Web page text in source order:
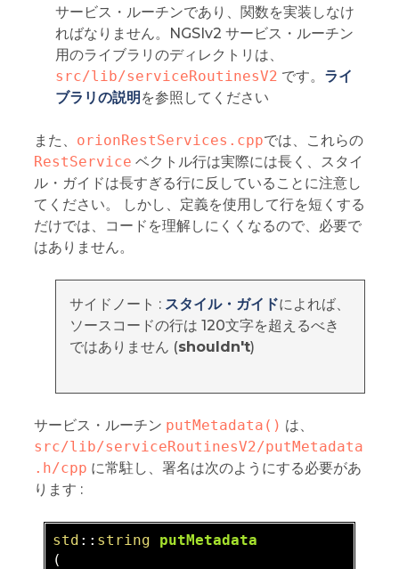
サービス・ルーチンであり、関数を実装しなけ
ればなりません。NGSIv2 サービス・ルーチン
用のライブラリのディレクトリは、
src/lib/serviceRoutinesV2 です。 ライ
ブラリの説明 を参照してください
また、 orionRestServices.cppでは、これらの
RestService ベクトル行は実際には長く、スタイ
ル・ガイドは長すぎる行に反していることに注意し
てください。 しかし、定義を使用して行を短くする
だけでは、コードを理解しにくくなるので、必要で
はありません。
サイドノート : スタイル・ガイドによれば、
ソースコードの行は 120文字を超えるべき
ではありません (shouldn't)
サービス・ルーチン putMetadata() は、
src/lib/serviceRoutinesV2/putMetadata
.h/cpp に常駐し、署名は次のようにする必要があ
ります :
std :: string
putMetadata
(